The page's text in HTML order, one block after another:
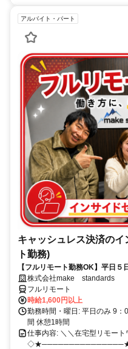
アルバイト・パート
キャッシュレス決済の
ト勤務)
【フルリモート勤務OK】平日
スキルアップ
株式会社make standards
フルリモート
時給1,600円以上
勤務時間・曜日: 平日のみ 9
間 休憩1時間
仕事内容: ＼＼在宅型リモート
◇★───────────────★◇